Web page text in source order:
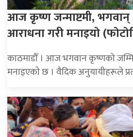
आज कृष्ण जन्माष्टमी, भगवान्
आराधना गरी मनाइयाे
काठमाडौँ । आज भगवान कृष्णको
मनाइएकाे छ । वैदिक अनुयायीहरूले